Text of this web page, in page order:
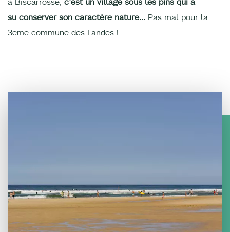
su conserver son caractère nature... Pas mal pour la
3eme commune des Landes !